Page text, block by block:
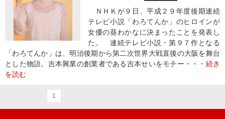
ＮＨＫが９日、平成２９年度後期連続
テレビ小説「わろてんか」のヒロインが
女優の葵わかなに決まったことを発表し
た。 連続テレビ小説・第９７作となる
「わろてんか」は、明治後期から第二次世界大戦直後の大阪を舞台
とした物語。吉本興業の創業者である吉本せいをモチー・・・ 続き
を読む
1